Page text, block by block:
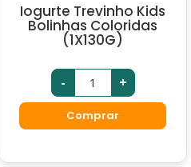
Iogurte Trevinho Kids
Bolinhas Coloridas
(1X130G)
- +
Comprar